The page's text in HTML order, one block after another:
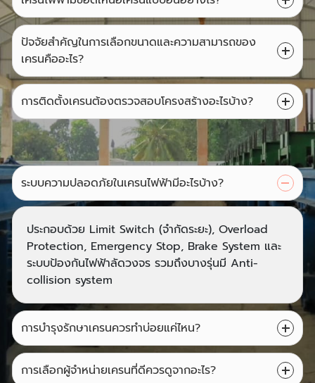
ปัจจัยสำคัญในการเลือกขนาดและความสามารถของ
เครนคืออะไร?
การติดตั้งเครนต้องตรวจสอบโครงสร้างอะไรบ้าง?
ระบบความปลอดภัยในเครนไฟฟ้ามีอะไรบ้าง?
ประกอบด้วย Limit Switch (จำกัดระยะ), Overload
Protection, Emergency Stop, Brake System และ
ระบบป้องกันไฟฟ้าลัดวงจร รวมถึงบางรุ่นมี Anti-
collision system
การบำรุงรักษาเครนควรทำบ่อยแค่ไหน?
การเลือกผู้จำหน่ายเครนที่ดีควรดูจากอะไร?